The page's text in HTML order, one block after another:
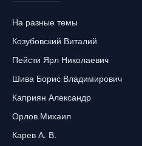
На разные темы
Козубовский Виталий
Пейсти Ярл Николаевич
Шива Борис Владимирович
Каприян Александр
Орлов Михаил
Карев А. В.